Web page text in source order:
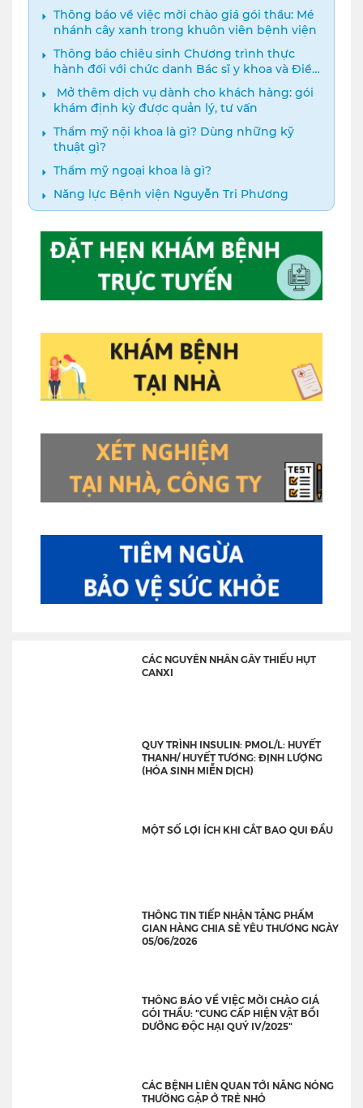
Thông báo về việc mời chào giá gói thầu: Mé
nhánh cây xanh trong khuôn viên bệnh viện
Thông báo chiêu sinh Chương trình thực
hành đối với chức danh Bác sĩ y khoa và Điều
dưỡng năm 2024
️ Mở thêm dịch vụ dành cho khách hàng: gói
khám định kỳ được quản lý, tư vấn
Thẩm mỹ nội khoa là gì? Dùng những kỹ
thuật gì?
Thẩm mỹ ngoại khoa là gì?
Năng lực Bệnh viện Nguyễn Tri Phương
CÁC NGUYÊN NHÂN GÂY THIẾU HỤT
CANXI
QUY TRÌNH INSULIN: PMOL/L: HUYẾT
THANH/ HUYẾT TƯƠNG: ĐỊNH LƯỢNG
(HÓA SINH MIỄN DỊCH)
MỘT SỐ LỢI ÍCH KHI CẮT BAO QUI ĐẦU
THÔNG TIN TIẾP NHẬN TẶNG PHẨM
GIAN HÀNG CHIA SẺ YÊU THƯƠNG NGÀY
05/06/2026
THÔNG BÁO VỀ VIỆC MỜI CHÀO GIÁ
GÓI THẦU: "CUNG CẤP HIỆN VẬT BỒI
DƯỠNG ĐỘC HẠI QUÝ IV/2025"
CÁC BỆNH LIÊN QUAN TỚI NẮNG NÓNG
THƯỜNG GẶP Ở TRẺ NHỎ